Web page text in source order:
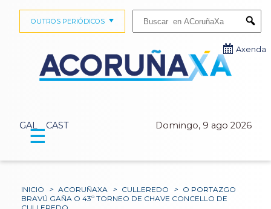
GAL CAST Domingo, 9 ago 2026
OUTROS PERIÓDICOS
Axenda
☰
INICIO > ACORUÑAXA > CULLEREDO > O PORTAZGO
BRAVÚ GAÑA O 43º TORNEO DE CHAVE CONCELLO DE